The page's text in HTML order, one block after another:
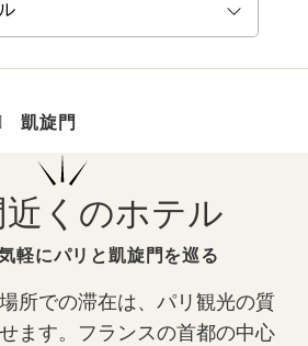
凱旋門
くのホテル
軽にパリと凱旋門を巡る
所での滞在は、パリ観光の質
ます。フランスの首都の中心